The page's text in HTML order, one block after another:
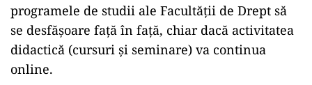
programele de studii ale Facultăţii de Drept să
se desfăşoare faţă în faţă, chiar dacă activitatea
didactică (cursuri şi seminare) va continua
online.